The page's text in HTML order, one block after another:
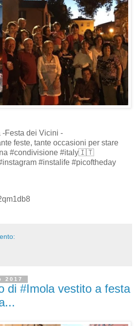
Festa dei Vicini -
feste, tante occasioni per stare
#condivisione #italy🇮🇹
#instalife #picoftheday
2017
di #Imola vestito a festa